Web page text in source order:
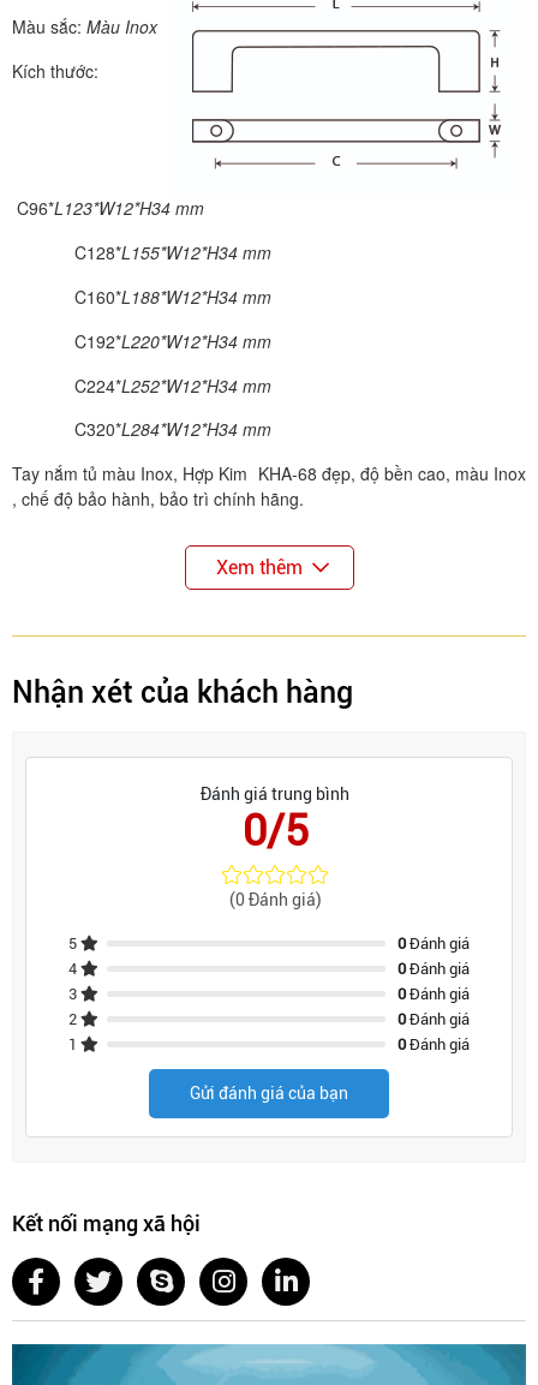
Màu sắc: Màu Inox
Kích thước:
C96*L123*W12*H34 mm
C128*L155*W12*H34 mm
C160*L188*W12*H34 mm
C192*L220*W12*H34 mm
C224*L252*W12*H34 mm
C320*L284*W12*H34 mm
Tay nắm tủ màu Inox, Hợp Kim KHA-68 đẹp, độ bền cao, màu Inox
, chế độ bảo hành, bảo trì chính hãng.
Xem thêm
Nhận xét của khách hàng
Đánh giá trung bình
0/5
(0 Đánh giá)
5 0Đánh giá
4
0Đánh giá
3
0Đánh giá
2
0Đánh giá
1
0Đánh giá
Gửi đánh giá của bạn
Kết nối mạng xã hội